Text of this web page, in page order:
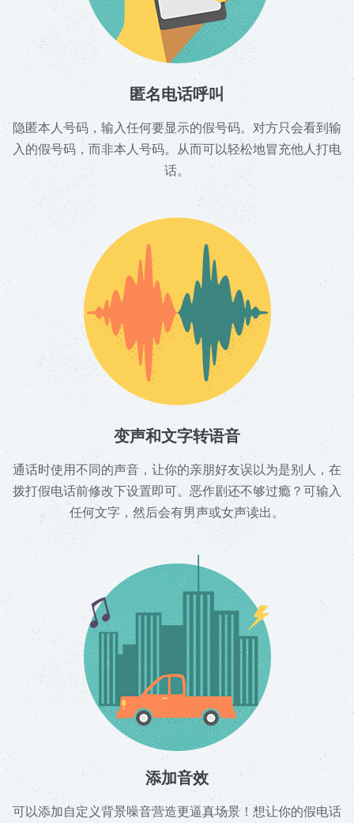
匿名电话呼叫
隐匿本人号码，输入任何要显示的假号码。对方只会看到输
入的假号码，而非本人号码。从而可以轻松地冒充他人打电
话。
变声和文字转语音
通话时使用不同的声音，让你的亲朋好友误以为是别人，在
拨打假电话前修改下设置即可。恶作剧还不够过瘾？可输入
任何文字，然后会有男声或女声读出。
添加音效
可以添加自定义背景噪音营造更逼真场景！想让你的假电话